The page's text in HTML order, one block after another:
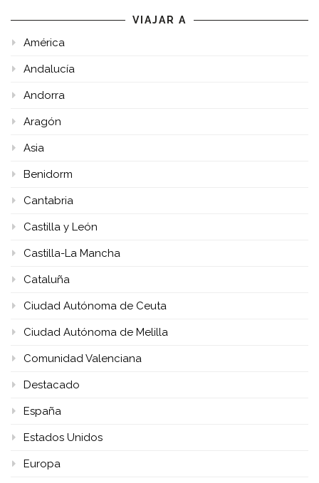
VIAJAR A
América
Andalucía
Andorra
Aragón
Asia
Benidorm
Cantabria
Castilla y León
Castilla-La Mancha
Cataluña
Ciudad Autónoma de Ceuta
Ciudad Autónoma de Melilla
Comunidad Valenciana
Destacado
España
Estados Unidos
Europa